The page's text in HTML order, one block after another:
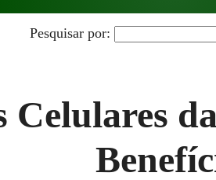
Pesquisar por:
Celulares